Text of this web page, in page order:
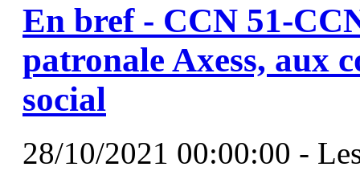
En bref - CCN 51-
patronale Axess, aux
social
28/10/2021 00:00:00 -